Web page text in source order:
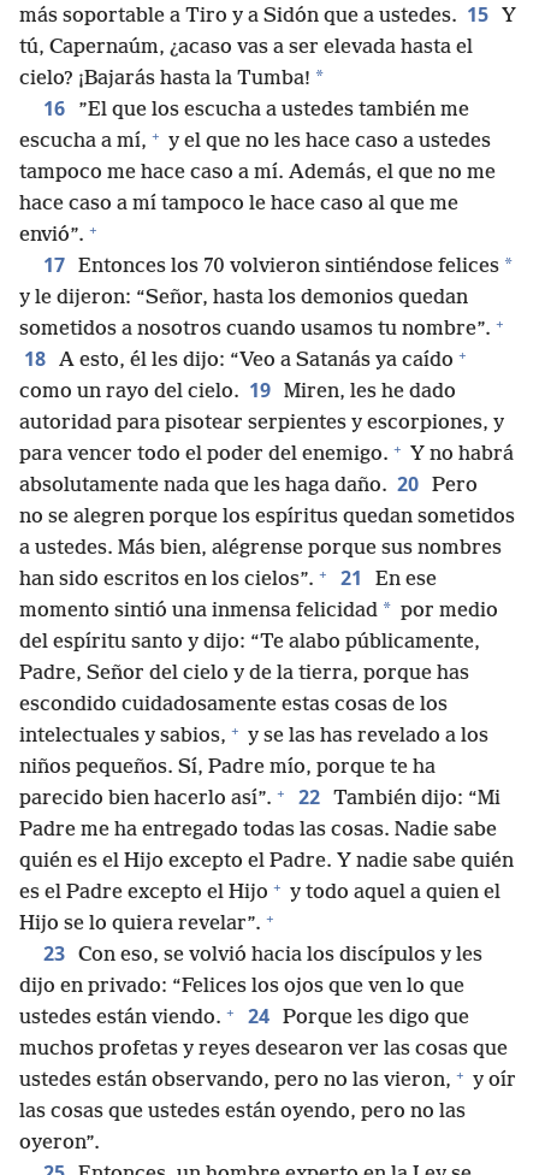
más soportable a Tiro y a Sidón que a ustedes. 15
Y
tú, Capernaúm, ¿acaso vas a ser elevada hasta el
cielo? ¡Bajarás hasta la Tumba! *
16
”El que los escucha a ustedes también me
escucha a mí, + y el que no les hace caso a ustedes
tampoco me hace caso a mí. Además, el que no me
hace caso a mí tampoco le hace caso al que me
envió”. +
17 Entonces los 70 volvieron sintiéndose felices *
y le dijeron: “Señor, hasta los demonios quedan
sometidos a nosotros cuando usamos tu nombre”. +
18 A esto, él les dijo: “Veo a Satanás ya caído +
como un rayo del cielo. 19 Miren, les he dado
autoridad para pisotear serpientes y escorpiones, y
para vencer todo el poder del enemigo. + Y no habrá
absolutamente nada que les haga daño. 20 Pero
no se alegren porque los espíritus quedan sometidos
a ustedes. Más bien, alégrense porque sus nombres
han sido escritos en los cielos”. + 21
En ese
momento sintió una inmensa felicidad * por medio
del espíritu santo y dijo: “Te alabo públicamente,
Padre, Señor del cielo y de la tierra, porque has
escondido cuidadosamente estas cosas de los
intelectuales y sabios, + y se las has revelado a los
niños pequeños. Sí, Padre mío, porque te ha
parecido bien hacerlo así”. + 22 También dijo: “Mi
Padre me ha entregado todas las cosas. Nadie sabe
quién es el Hijo excepto el Padre. Y nadie sabe quién
es el Padre excepto el Hijo + y todo aquel a quien el
Hijo se lo quiera revelar”. +
23 Con eso, se volvió hacia los discípulos y les
dijo en privado: “Felices los ojos que ven lo que
ustedes están viendo. + 24 Porque les digo que
muchos profetas y reyes desearon ver las cosas que
ustedes están observando, pero no las vieron, + y oír
las cosas que ustedes están oyendo, pero no las
oyeron”.